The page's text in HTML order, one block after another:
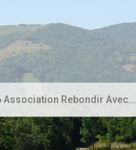
Association Rebondir Avec...